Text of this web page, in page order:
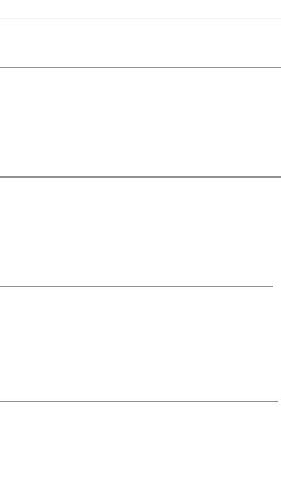
futuro de Galápagos